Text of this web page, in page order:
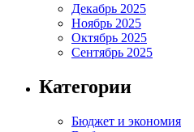
Декабрь 2025
Ноябрь 2025
Октябрь 2025
Сентябрь 2025
Категории
Бюджет и экономия